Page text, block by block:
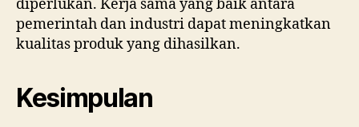
diperlukan. Kerja sama yang baik antara
pemerintah dan industri dapat meningkatkan
kualitas produk yang dihasilkan.
Kesimpulan